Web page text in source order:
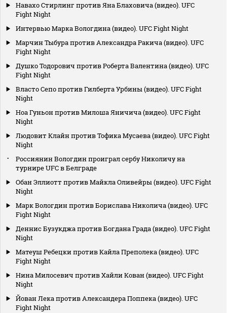
Навахо Стирлинг против Яна Блаховича (видео). UFC
Fight Night
Интервью Марка Вологдина (видео). UFC Fight Night
Марчин Тыбура против Александра Ракича (видео). UFC
Fight Night
Душко Тодорович против Роберта Валентина (видео). UFC
Fight Night
Власто Сепо против Гилберта Урбины (видео). UFC Fight
Night
Ноа Гуньон против Милоша Яничича (видео). UFC Fight
Night
Людовит Клайн против Тофика Мусаева (видео). UFC Fight
Night
Россиянин Вологдин проиграл сербу Николичу на
турнире UFC в Белграде
Обан Эллиотт против Майкла Оливейры (видео). UFC Fight
Night
Марк Вологдин против Борислава Николича (видео). UFC
Fight Night
Деннис Бузукджа против Богдана Града (видео). UFC Fight
Night
Матеуш Ребецки против Кайла Преполека (видео). UFC
Fight Night
Нина Милосевич против Хайли Кован (видео). UFC Fight
Night
Йован Лека против Александера Поппека (видео). UFC
Fight Night